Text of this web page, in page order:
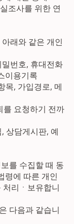
조사를 위한 연
래와 같은 개인
번호, 휴대전화
이용기록
목, 가입경로, 메
를 요청하기 전까
상담게시판, 예
를 수집할 때 동
령에 따른 개인
리ㆍ보유합니
다음과 같습니